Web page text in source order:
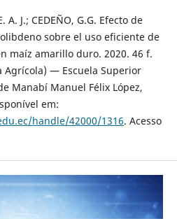
A. J.; CEDEÑO, G.G. Efecto de
sobre el uso eficiente de
maíz amarillo duro. 2020. 46 f.
Agrícola) — Escuela Superior
Manabí Manuel Félix López,
em:
handle/42000/1316. Acesso